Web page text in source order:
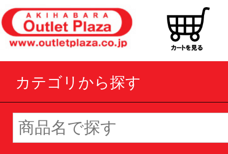
カテゴリから探す